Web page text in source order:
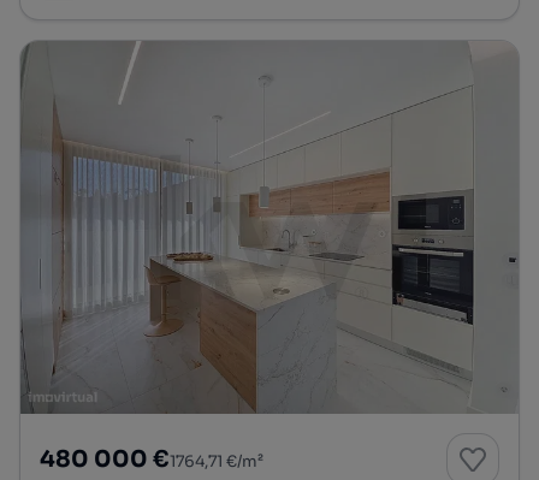
480 000 €1764,71 €/m²